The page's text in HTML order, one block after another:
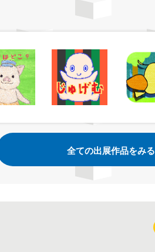
全ての出展作品をみる